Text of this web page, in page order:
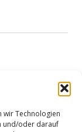
wir Technologien
und/oder darauf